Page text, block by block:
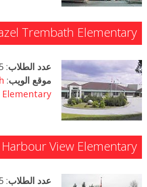
Trembath Elementary
عدد الطلاب: 225
موقع الويب:
Elementary
Harbour View Elementary
عدد الطلاب: 275